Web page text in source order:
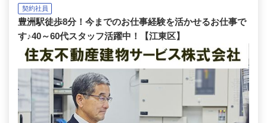
契約社員
豊洲駅徒歩8分！今までのお仕事経験を活かせるお仕事で
す♪40～60代スタッフ活躍中！【江東区】